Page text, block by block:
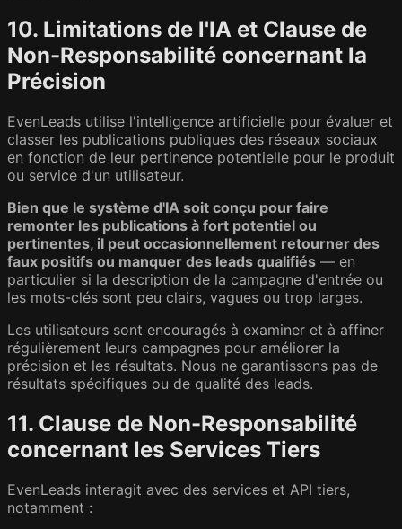
10. Limitations de l'IA et Clause de
Non-Responsabilité concernant la
Précision
EvenLeads utilise l'intelligence artificielle pour évaluer et
classer les publications publiques des réseaux sociaux
en fonction de leur pertinence potentielle pour le produit
ou service d'un utilisateur.
Bien que le système d'IA soit conçu pour faire
remonter les publications à fort potentiel ou
pertinentes, il peut occasionnellement retourner des
faux positifs ou manquer des leads qualifiés — en
particulier si la description de la campagne d'entrée ou
les mots-clés sont peu clairs, vagues ou trop larges.
Les utilisateurs sont encouragés à examiner et à affiner
régulièrement leurs campagnes pour améliorer la
précision et les résultats. Nous ne garantissons pas de
résultats spécifiques ou de qualité des leads.
11. Clause de Non-Responsabilité
concernant les Services Tiers
EvenLeads interagit avec des services et API tiers,
notamment :